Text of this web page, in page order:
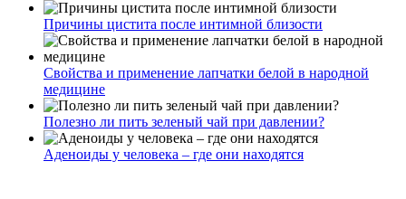
Причины цистита после интимной близости
Свойства и применение лапчатки белой в народной
медицине
Полезно ли пить зеленый чай при давлении?
Аденоиды у человека – где они находятся